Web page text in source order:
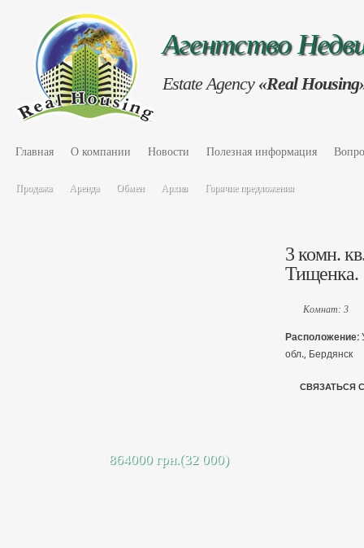
Агентство
Estate Agency «Real
Главная О компании Новости Полезная информация
Продажа Аренда Обмен Архив Горячие предложения
864000 грн.(32 000)
3 комн.
Тищенка.
Комнат: 3
Расположение:
обл., Бердянск
СВЯЗАТЬСЯ